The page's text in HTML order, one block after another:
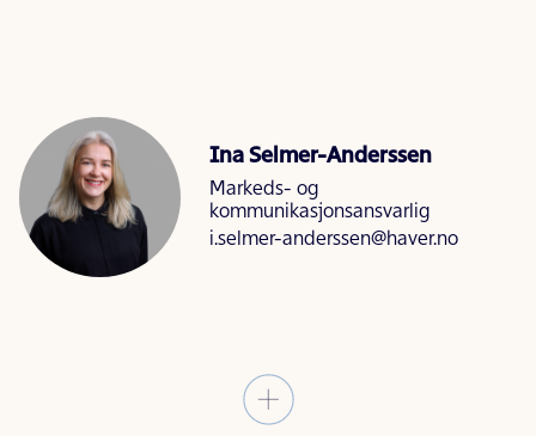
Ina Selmer-Anderssen
Markeds- og
kommunikasjonsansvarlig
i.selmer-anderssen@haver.no